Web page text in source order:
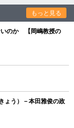
もっと見る
いのか 【岡嶋教授の
ょう）－本田雅俊の政